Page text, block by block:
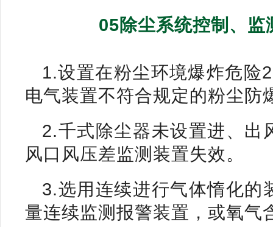
05除尘系统控制、
1.设置在粉尘环境爆炸危险
电气装置不符合规定的粉尘防
2.千式除尘器未设置进、出
风口风压差监测装置失效。
3.选用连续进行气体惰化的
量连续监测报警装置，或氧气